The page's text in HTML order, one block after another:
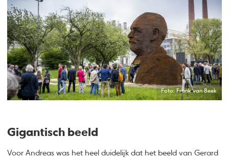
Foto: Frank van Beek
Gigantisch beeld
Voor Andreas was het heel duidelijk dat het beeld van Gerard